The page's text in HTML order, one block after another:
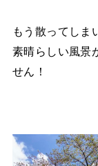
もう散ってしま
素晴らしい風景
せん！